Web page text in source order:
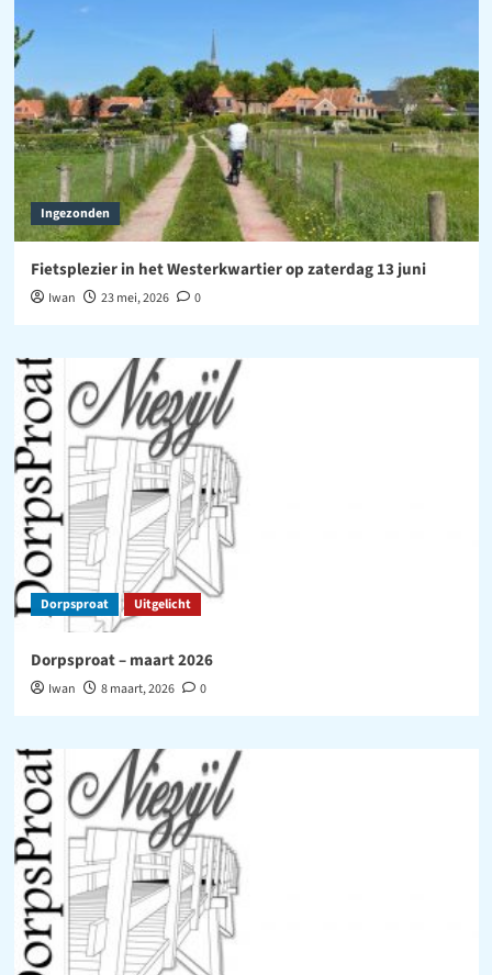
Ingezonden
Fietsplezier in het Westerkwartier op zaterdag 13 juni
Iwan 23 mei, 2026 0
Dorpsproat Uitgelicht
Dorpsproat – maart 2026
Iwan 8 maart, 2026 0